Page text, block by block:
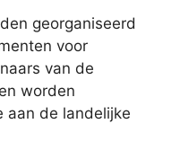
georganiseerd
voor
van de
worden
aan de landelijke